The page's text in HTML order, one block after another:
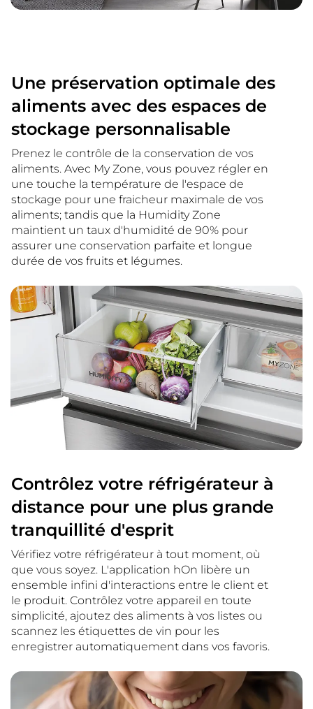
Une préservation optimale des
aliments avec des espaces de
stockage personnalisable
Prenez le contrôle de la conservation de vos
aliments. Avec My Zone, vous pouvez régler en
une touche la température de l'espace de
stockage pour une fraicheur maximale de vos
aliments; tandis que la Humidity Zone
maintient un taux d'humidité de 90% pour
assurer une conservation parfaite et longue
durée de vos fruits et légumes.
Contrôlez votre réfrigérateur à
distance pour une plus grande
tranquillité d'esprit
Vérifiez votre réfrigérateur à tout moment, où
que vous soyez. L'application hOn libère un
ensemble infini d'interactions entre le client et
le produit. Contrôlez votre appareil en toute
simplicité, ajoutez des aliments à vos listes ou
scannez les étiquettes de vin pour les
enregistrer automatiquement dans vos favoris.